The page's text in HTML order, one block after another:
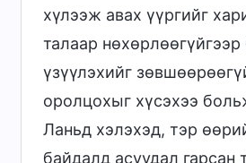
хүлээж авах үүргийг
талаар
үзүүлэхийг
оролцохыг хүсэхээ
Ланьд хэлэхэд, тэр
байдалд асуудал гарсан